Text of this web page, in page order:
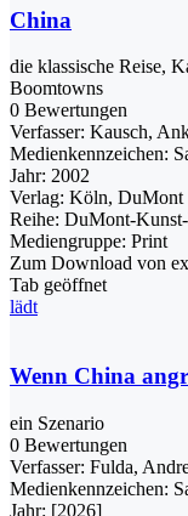
China
die klassische Reise,
Boomtowns
0 Bewertungen
Verfasser: Kausch,
Medienkennzeichen:
Jahr: 2002
Verlag: Köln, DuMont
Reihe: DuMont-
Mediengruppe: Print
Zum Download von
Tab geöffnet
lädt
Wenn China
ein Szenario
0 Bewertungen
Verfasser: Fulda,
Medienkennzeichen:
Jahr: [2026]